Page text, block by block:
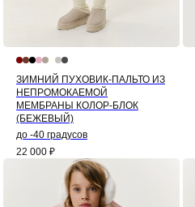
ЗИМНИЙ ПУХОВИК-ПАЛЬТО ИЗ
НЕПРОМОКАЕМОЙ
МЕМБРАНЫ КОЛОР-БЛОК
(БЕЖЕВЫЙ)
до -40 градусов
22 000 ₽